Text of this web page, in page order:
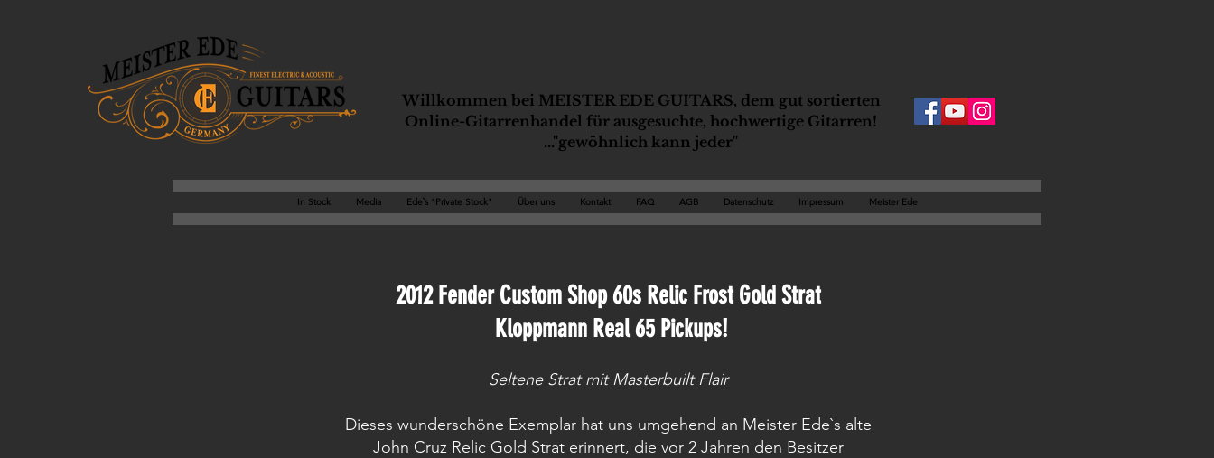
Willkommen bei MEISTER EDE GUITARS, dem gut sortierten
Online-Gitarrenhandel für ausgesuchte, hochwertige Gitarren!
..."gewöhnlich kann jeder"
In Stock Media Ede`s "Private Stock" Über uns Kontakt FAQ AGB Datenschutz Impressum Meister Ede
2012 Fender Custom Shop 60s Relic Frost Gold Strat
Kloppmann Real 65 Pickups!
Seltene Strat mit Masterbuilt Flair
Dieses wunderschöne Exemplar hat uns umgehend an Meister Ede`s alte
John Cruz Relic Gold Strat erinnert, die vor 2 Jahren den Besitzer